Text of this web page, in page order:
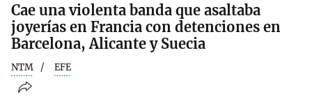
Cae una violenta banda que asaltaba
joyerías en Francia con detenciones en
Barcelona, Alicante y Suecia
NTM EFE